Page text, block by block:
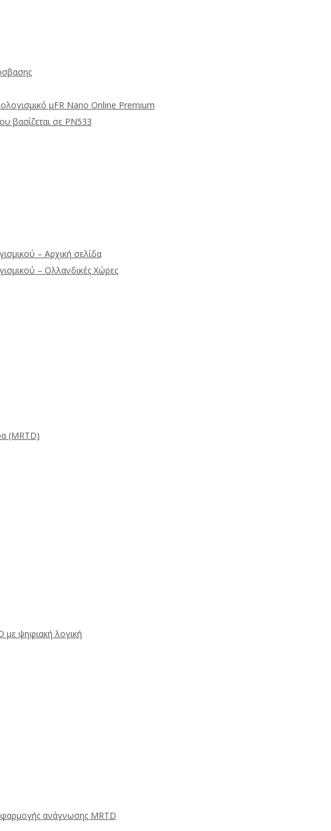
μFR Nano Online Premium
βασίζεται σε PN533
– Αρχική σελίδα
– Ολλανδικές Χώρες
(MRTD)
με ψηφιακή λογική
ανάγνωσης MRTD